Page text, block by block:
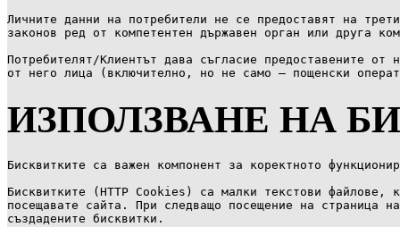
Личните данни на потребители не се предоставят на
законов ред от компетентен държавен орган или друга
Потребителят/Клиентът дава съгласие предоставените
от него лица (включително, но не само – пощенски
ИЗПОЛЗВАНЕ НА
Бисквитките са важен компонент за коректното
Бисквитките (HTTP Cookies) са малки текстови файлове,
посещавате сайта. При следващо посещение на страница
създадените бисквитки.